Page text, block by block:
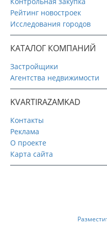
Рейтинг новостроек
Исследования городов
КАТАЛОГ КОМПАНИЙ
Застройщики
Агентства недвижимости
KVARTIRAZAMKAD
Контакты
Реклама
О проекте
Карта сайта